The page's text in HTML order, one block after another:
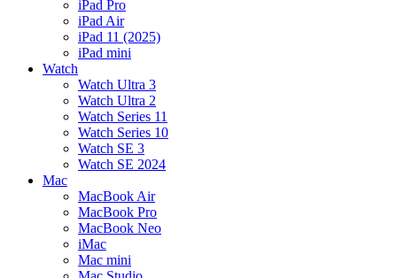
iPad Pro
iPad Air
iPad 11 (2025)
iPad mini
Watch
Watch Ultra 3
Watch Ultra 2
Watch Series 11
Watch Series 10
Watch SE 3
Watch SE 2024
Mac
MacBook Air
MacBook Pro
MacBook Neo
iMac
Mac mini